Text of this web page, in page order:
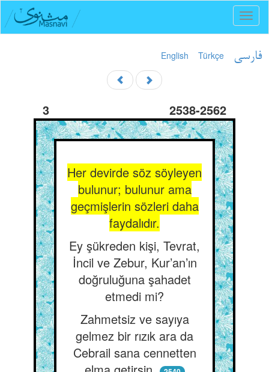
English Türkçe فارسی
3 2538-2562
Her devirde söz söyleyen
bulunur; bulunur ama
geçmişlerin sözleri daha
faydalıdır.
Ey şükreden kişi, Tevrat,
İncil ve Zebur, Kur’an’ın
doğruluğuna şahadet
etmedi mi?
Zahmetsiz ve sayıya
gelmez bir rızık ara da
Cebrail sana cennetten